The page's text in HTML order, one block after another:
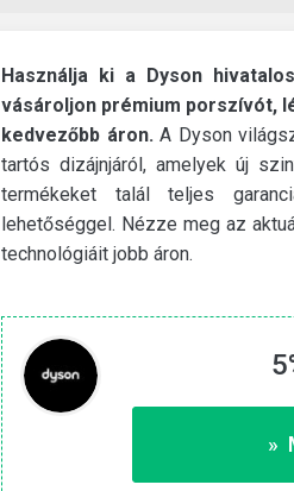
Használja ki a Dyson
vásároljon prémium porszívót,
kedvezőbb áron. A Dyson
tartós dizájnjáról, amelyek új
termékeket talál teljes
lehetőséggel. Nézze meg az
technológiáit jobb áron.
»
Revolut
€25 bónusz új
Folytasd ezt az útmutatót, hogy
szerezhess a Revolut-számládra.